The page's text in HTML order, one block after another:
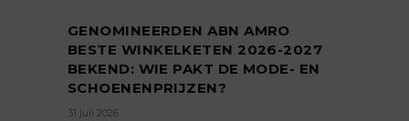
GENOMINEERDEN ABN AMRO
BESTE WINKELKETEN 2026-2027
BEKEND: WIE PAKT DE MODE- EN
SCHOENENPRIJZEN?
31 juli 2026